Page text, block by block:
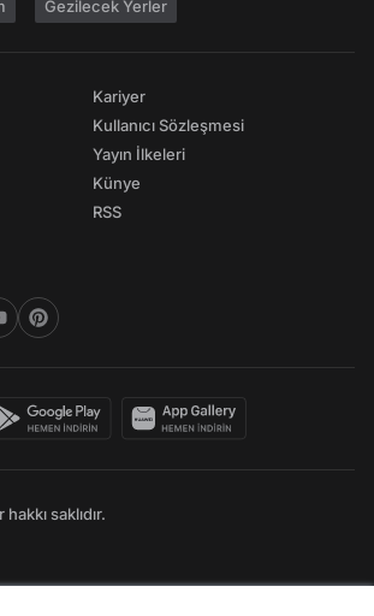
Gezilecek Yerler
Kariyer
Kullanıcı Sözleşmesi
Yayın İlkeleri
Künye
RSS
saklıdır.